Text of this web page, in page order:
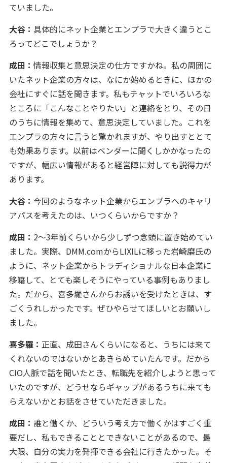
ていました。
大谷： 具体的にネット企業とエンプラで大きく違うとこ
ろってどこでしょうか？
成田： 情報収集と意思決定の仕方ですかね。私の周囲に
いたネット企業の方々は、なにか始めるときに、ほかの
会社にすぐに話を聞きます。私もチャットでいろいろな
ところに「こんなことやりたい」と連絡をとり、その日
のうちに情報を集めて、意思決定していました。これを
エンプラの方々に言うと驚かれますが、やり出すととて
も効果あります。以前はベンダーに聞くしかかなったの
ですが、幅広い情報があると経営陣に対しても説得力が
あります。
大谷： 今回のようなネット企業からエンプラへのキャリ
アパスを考えたのは、いつくらいからですか？
成田： 2～3年前くらいから少しずつ念頭に置き始めてい
ました。実際、DMM.comからLIXILに移った岩崎磨氏の
ように、ネット企業からトラディショナルな日本企業に
移籍して、とても楽しそうにやっている事例もありまし
た。だから、喜多羅さんからお誘いを受けたときは、す
ごくうれしかったです。ぜひやらせてほしいとお願いし
ました。
喜多羅： 正直、成田さんくらいになると、うちには来て
くれないのではないかとあきらめていたんです。だから
CIO人脈で話を聞いたとき、転職先を紹介しようと思って
いたのですが、どうせならギャップがあるうちに来ても
らえないかとお話をさせていただきました。
成田： 誰と働くか、どういう考え方で働くかはすごく重
要だし、私もできることとできないことがあるので、最
大限、自分の実力を発揮できる会社に行きたかった。そ